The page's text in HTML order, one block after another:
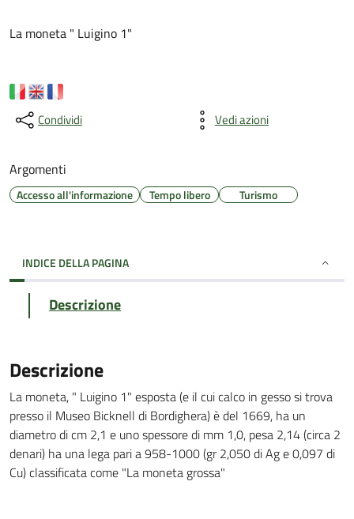
La moneta " Luigino 1"
Condividi Vedi azioni
Argomenti
Accesso all'informazione Tempo libero Turismo
INDICE DELLA PAGINA
Descrizione
Descrizione
La moneta, " Luigino 1" esposta (e il cui calco in gesso si trova
presso il Museo Bicknell di Bordighera) è del 1669, ha un
diametro di cm 2,1 e uno spessore di mm 1,0, pesa 2,14 (circa 2
denari) ha una lega pari a 958-1000 (gr 2,050 di Ag e 0,097 di
Cu) classificata come "La moneta grossa"